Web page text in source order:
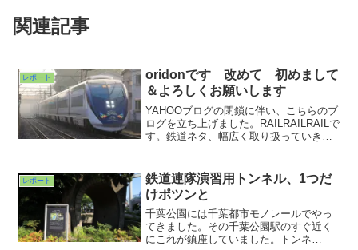
関連記事
レポート
oridonです 改めて 初めまして
＆よろしくお願いします
YAHOOブログの閉鎖に伴い、こちらのブ
ログを立ち上げました。RAILRAILRAILで
す。鉄道ネタ、幅広く取り扱っていきま
レポート
鉄道連隊演習用トンネル、1つだ
けポツンと
千葉公園には千葉都市モノレールでやっ
てきました。その千葉公園駅のすぐ近く
にこれが鎮座していました。トンネ